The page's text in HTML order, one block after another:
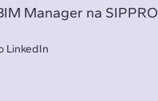
Manager na SIPPRO
LinkedIn